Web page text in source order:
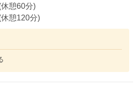
憩60分)
憩120分)